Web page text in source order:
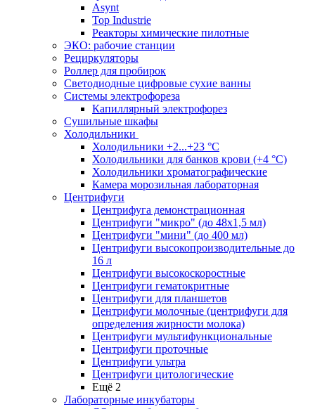
Asynt
Top Industrie
Реакторы химические пилотные
ЭКО: рабочие станции
Рециркуляторы
Роллер для пробирок
Светодиодные цифровые сухие ванны
Системы электрофореза
Капиллярный электрофорез
Сушильные шкафы
Холодильники
Холодильники +2...+23 °С
Холодильники для банков крови (+4 °С)
Холодильники хроматографические
Камера морозильная лабораторная
Центрифуги
Центрифуга демонстрационная
Центрифуги "микро" (до 48x1,5 мл)
Центрифуги "мини" (до 400 мл)
Центрифуги высокопроизводительные до
16 л
Центрифуги высокоскоростные
Центрифуги гематокритные
Центрифуги для планшетов
Центрифуги молочные (центрифуги для
определения жирности молока)
Центрифуги мультифункциональные
Центрифуги проточные
Центрифуги ультра
Центрифуги цитологические
Ещё 2
Лабораторные инкубаторы